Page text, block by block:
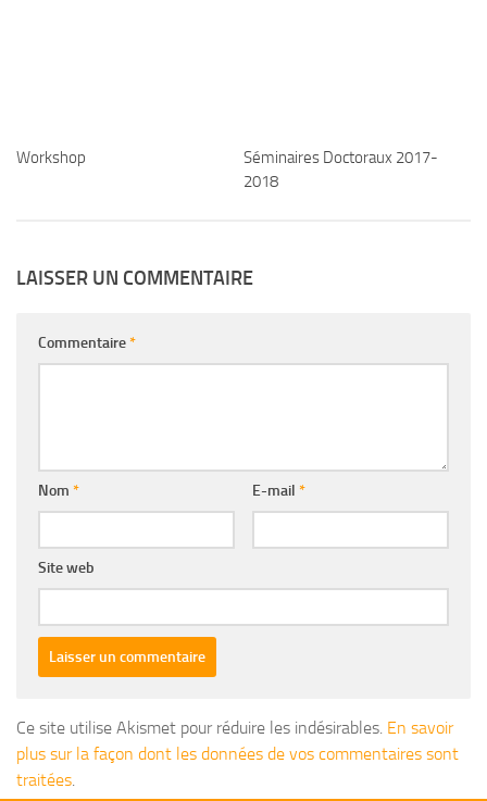
Workshop
Séminaires Doctoraux 2017-
2018
LAISSER UN COMMENTAIRE
Commentaire*
Nom * E-mail *
Site web
Ce site utilise Akismet pour réduire les indésirables. En savoir
plus sur la façon dont les données de vos commentaires sont
traitées.